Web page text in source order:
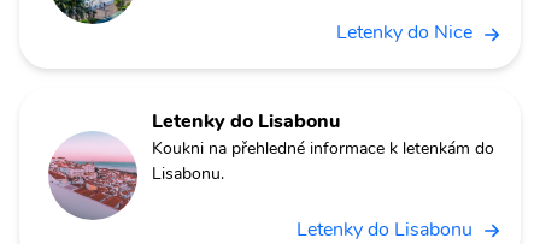
Letenky do Nice
Letenky do Lisabonu
Koukni na přehledné informace k letenkám do
Lisabonu.
Letenky do Lisabonu